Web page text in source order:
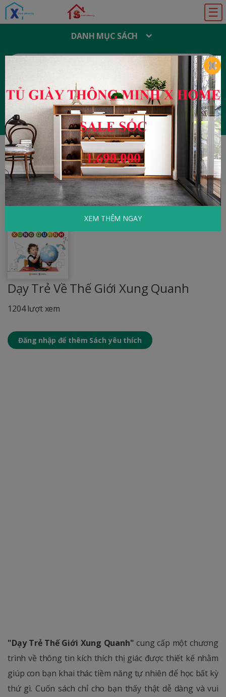
☰
DANH MỤC SÁCH
T
M
I
:
Đăng ký Đăng nhập
HOME Tâm Lý - Kỹ Năng Sống
Dạy Trẻ Về
Thế Giới Xung Quanh
Dạy Trẻ Về Thế Giới Xung Quanh
1204 lượt xem
Đăng nhập để thêm Sách yêu thích
"Dạy Trẻ Thế Giới Xung Quanh" cung cấp một chương
trình về thông tin kích thích thị giác được thiết kế nhằm
giúp con bạn khai thác tiềm năng tự nhiên để học bất kỳ
thứ gì. Cuốn sách chỉ cho bạn thấy thật dễ dàng và vui
XEM THÊM NGAY